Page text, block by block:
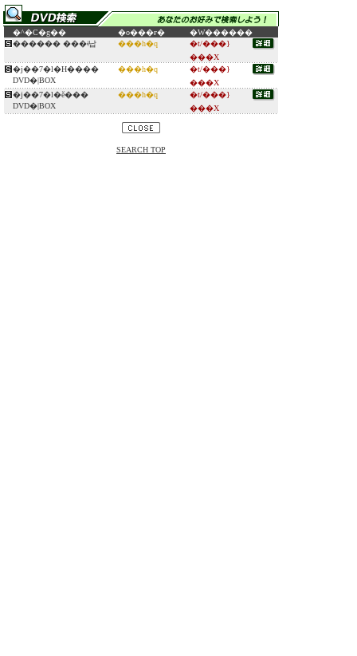
�^�C�g�� �o���ғ�
�W������
������ ���ǂ납
���h�q
�t/���}
���X
�j��7�l�H����
DVD�|BOX
���h�q
�t/���}
���X
�j��7�l�ĕ���
DVD�|BOX
���h�q
�t/���}
���X
SEARCH TOP